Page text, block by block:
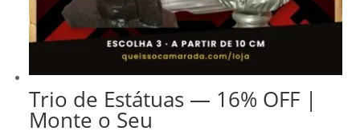
Trio de Estátuas — 16% OFF |
Monte o Seu